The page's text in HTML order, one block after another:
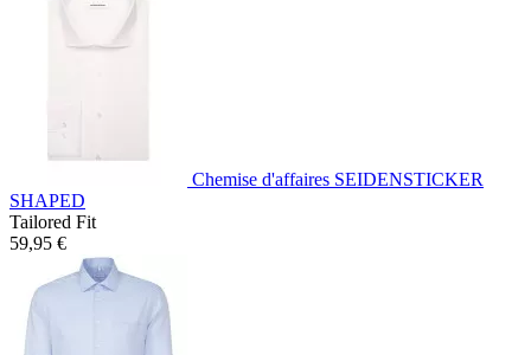
Chemise d'affaires SEIDENSTICKER
SHAPED
Tailored Fit
59,95 €